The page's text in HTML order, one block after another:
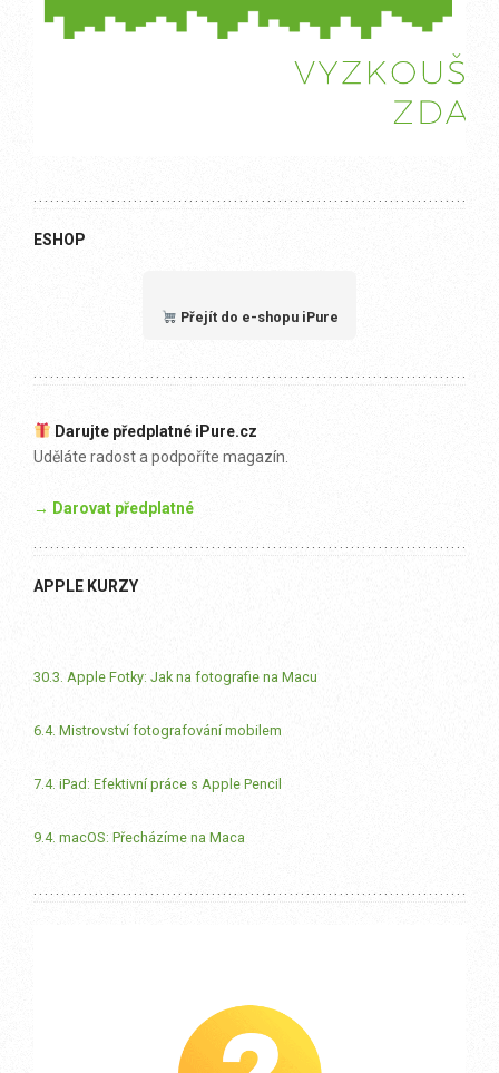
ESHOP
Přejít do e-shopu iPure
Darujte předplatné iPure.cz
Uděláte radost a podpoříte magazín.
→ Darovat předplatné
APPLE KURZY
30.3. Apple Fotky: Jak na fotografie na Macu
6.4. Mistrovství fotografování mobilem
7.4. iPad: Efektivní práce s Apple Pencil
9.4. macOS: Přecházíme na Maca